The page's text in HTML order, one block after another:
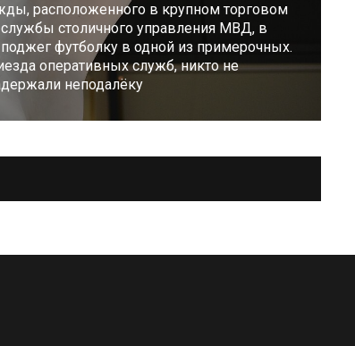
расположенного в крупном торговом
столичного управления МВД, в
футболку в одной из примерочных.
оперативных служб, никто не
неподалёку